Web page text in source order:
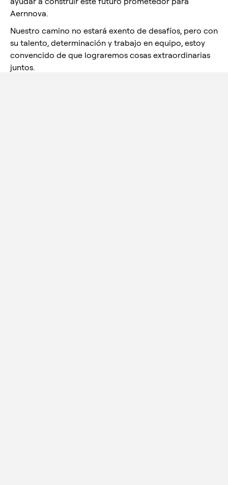
Aernnova.
Nuestro camino no estará exento de desafíos, pero con
su talento, determinación y trabajo en equipo, estoy
convencido de que lograremos cosas extraordinarias
juntos.